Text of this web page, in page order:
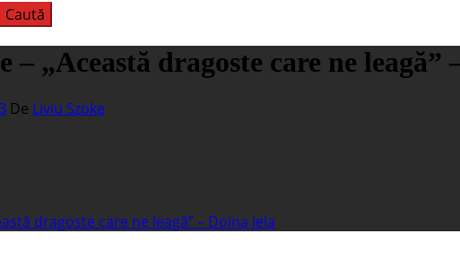
– „Această dragoste care ne leagă”
De Liviu Szoke
dragoste care ne leagă” – Doina Jela